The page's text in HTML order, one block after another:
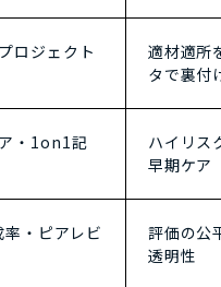
ロジェクト
適材適所
タで裏付
・1on1記
ハイリス
早期ケア
・ピアレビ
評価の公
透明性